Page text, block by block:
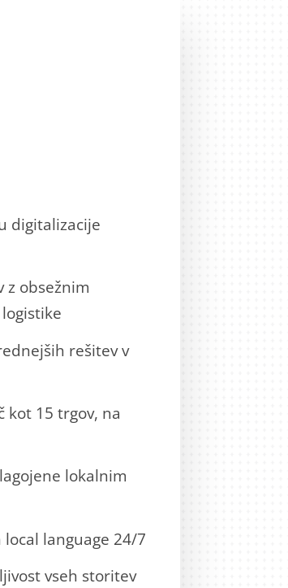
digitalizacije
z obsežnim
rešitev v
kot 15 trgov, na
lokalnim
language 24/7
vseh storitev